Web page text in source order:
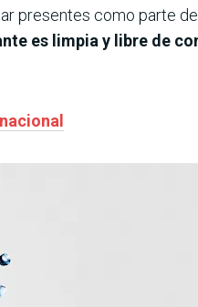
presentes como parte
es limpia y libre de